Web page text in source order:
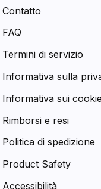
Contatto
FAQ
Termini di servizio
Informativa sulla
Informativa sui
Rimborsi e resi
Politica di spedizione
Product Safety
Accessibilità